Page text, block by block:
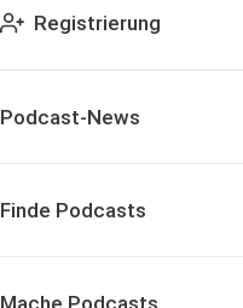
Registrierung
Podcast-News
Finde Podcasts
Mache Podcasts